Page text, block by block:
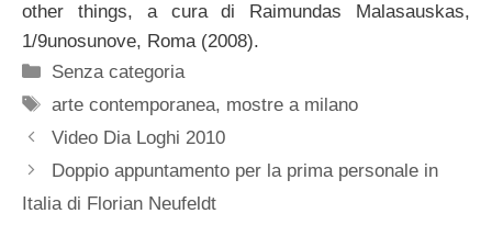
other things, a cura di Raimundas Malasauskas,
1/9unosunove, Roma (2008).
Categorie
Senza categoria
Tag
arte contemporanea, mostre a milano
Video Dia Loghi 2010
Doppio appuntamento per la prima personale in
Italia di Florian Neufeldt